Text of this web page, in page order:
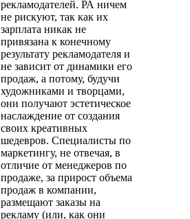
рекламодателей. РА ничем
не рискуют, так как их
зарплата никак не
привязана к конечному
результату рекламодателя и
не зависит от динамики его
продаж, а потому, будучи
художниками и творцами,
они получают эстетическое
наслаждение от создания
своих креативных
шедевров. Cпециалисты по
маркетингу, не отвечая, в
отличие от менеджеров по
продаже, за прирост объема
продаж в компании,
размещают заказы на
рекламу (или, как они